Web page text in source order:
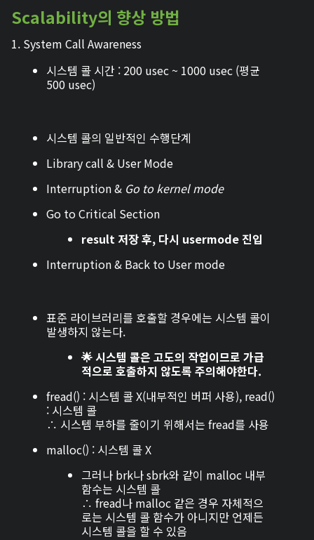
Scalability의 향상 방법
1. System Call Awareness
시스템 콜 시간 : 200 usec ~ 1000 usec (평균
500 usec)
시스템 콜의 일반적인 수행단계
Library call & User Mode
Interruption & Go to kernel mode
Go to Critical Section
result 저장 후, 다시 usermode 진입
Interruption & Back to User mode
표준 라이브러리를 호출할 경우에는 시스템 콜이
발생하지 않는다.
🌟 시스템 콜은 고도의 작업이므로 가급
적으로 호출하지 않도록 주의해야한다.
fread() : 시스템 콜 X(내부적인 버퍼 사용), read()
: 시스템 콜
∴ 시스템 부하를 줄이기 위해서는 fread를 사용
malloc() : 시스템 콜 X
그러나 brk나 sbrk와 같이 malloc 내부
함수는 시스템 콜
∴ fread나 malloc 같은 경우 자체적으
로는 시스템 콜 함수가 아니지만 언제든
시스템 콜을 할 수 있음